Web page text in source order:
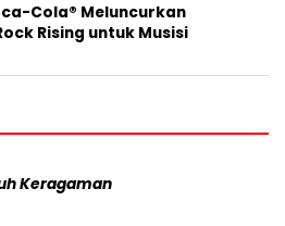
Cola® Meluncurkan
Rising untuk Musisi
Keragaman